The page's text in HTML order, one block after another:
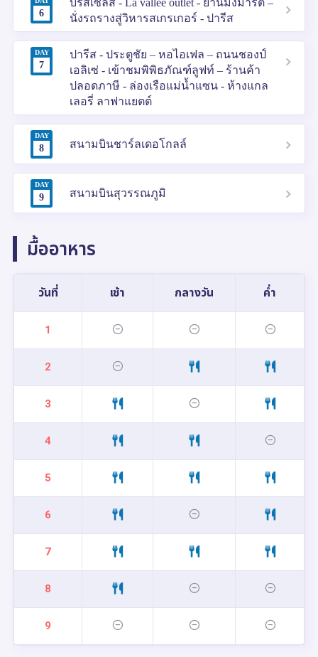
6
นั่งรถรางสู่วิหารสเกรเกอร์ - ปารีส
DAY
7
ปารีส - ประตูชัย – หอไอเฟล – ถนนชองป์
เอลิเซ่ - เข้าชมพิพิธภัณฑ์ลูฟท์ – ร้านค้า
ปลอดภาษี - ล่องเรือแม่น้ำแซน - ห้างแกล
เลอรี่ ลาฟาแยตต์
DAY
8 สนามบินชาร์ลเดอโกลล์
DAY
9 สนามบินสุวรรณภูมิ
มื้ออาหาร
วันที่ เช้า กลางวัน ค่ำ
1
2
3
4
5
6
7
8
9